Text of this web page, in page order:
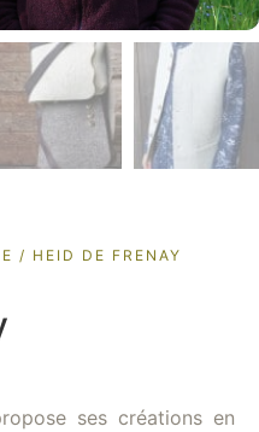
/ HEID DE FRENAY
ses créations en